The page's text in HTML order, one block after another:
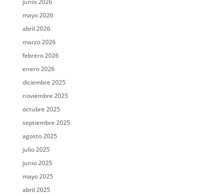
junio 2026
mayo 2026
abril 2026
marzo 2026
febrero 2026
enero 2026
diciembre 2025
noviembre 2025
octubre 2025
septiembre 2025
agosto 2025
julio 2025
junio 2025
mayo 2025
abril 2025